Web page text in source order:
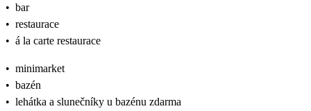
• bar
• restaurace
• á la carte restaurace
• minimarket
• bazén
• lehátka a slunečníky u bazénu zdarma